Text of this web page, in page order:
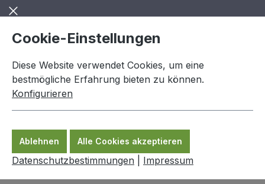
Zum Hauptinhalt springen
0,00 €
weitere tolle Seiten Erdbeerrezepte
Cookie-Einstellungen
Diese Website verwendet Cookies, um eine
bestmögliche Erfahrung bieten zu können.
Konfigurieren
Ablehnen Alle Cookies akzeptieren
Datenschutzbestimmungen Impressum